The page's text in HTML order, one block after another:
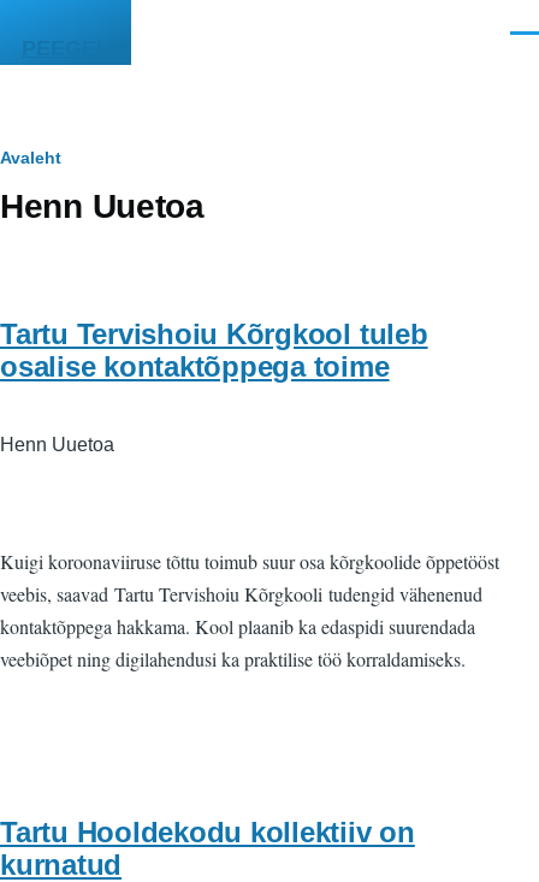
PEEGEL
Leivapuru
Avaleht
Henn Uuetoa
Tartu Tervishoiu Kõrgkool tuleb
osalise kontaktõppega toime
Henn Uuetoa
Kuigi koroonaviiruse tõttu toimub suur osa kõrgkoolide õppetööst
veebis, saavad Tartu Tervishoiu Kõrgkooli tudengid vähenenud
kontaktõppega hakkama. Kool plaanib ka edaspidi suurendada
veebiõpet ning digilahendusi ka praktilise töö korraldamiseks.
Tartu Hooldekodu kollektiiv on
kurnatud